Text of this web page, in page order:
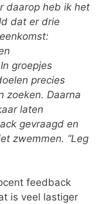
daarop heb ik het
dat er drie
groepjes
precies
zoeken. Daarna
laten
gevraagd en
zwemmen. “Leg
feedback
is veel lastiger